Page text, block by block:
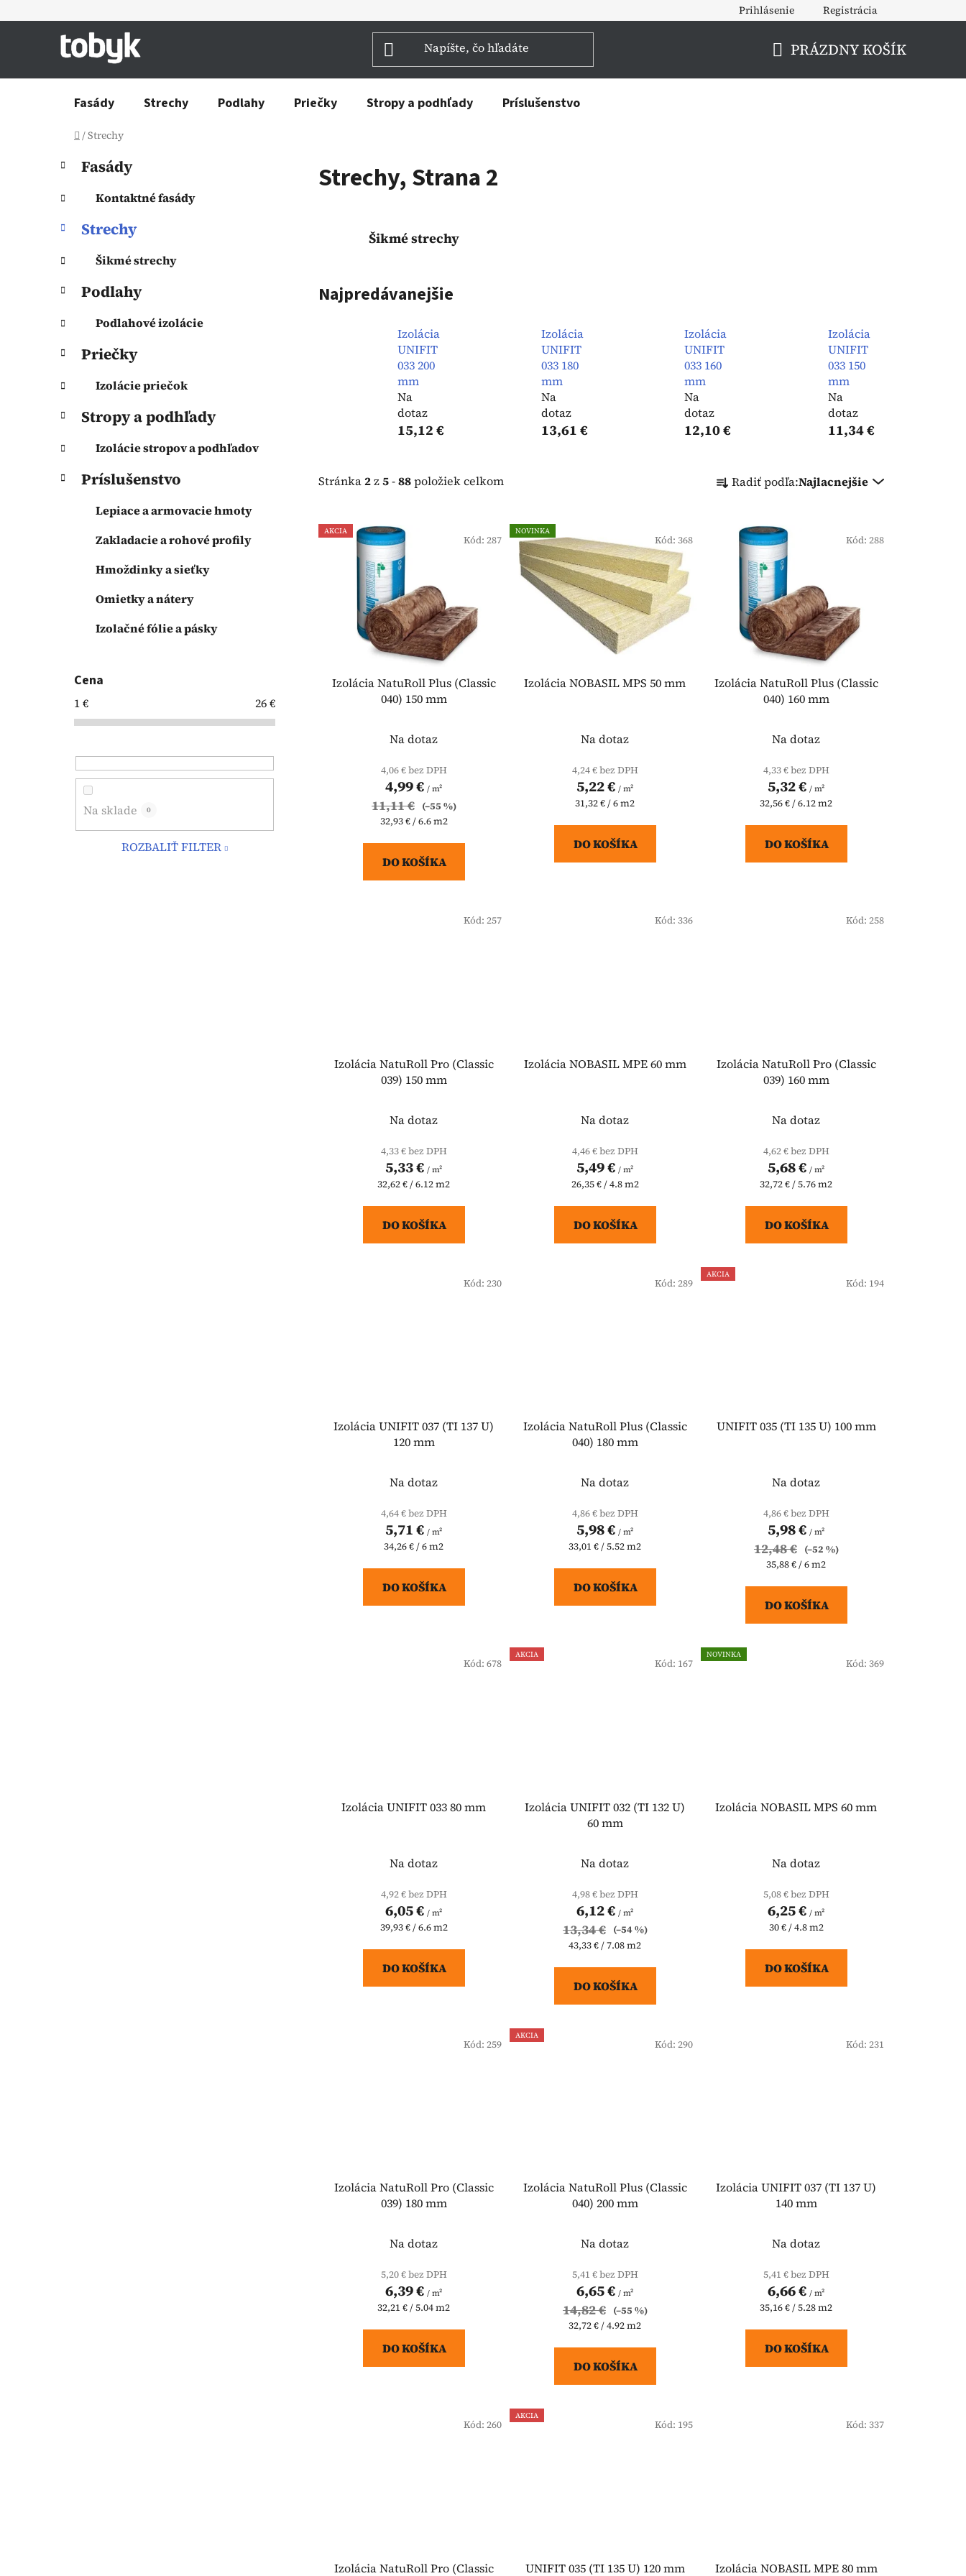
na
Prihlásenie Registrácia
PRÁZDNY KOŠÍK
Fasády Strechy Podlahy Priečky Stropy a podhľady Príslušenstvo
Domov
/Strechy
B
o
č
ý
p
a
n
l
Preskočiť
kategórie
K
a
e
g
ó
r
i
e
Fasády
Kontaktné fasády
Strechy
Šikmé strechy
Podlahy
Podlahové izolácie
Priečky
Izolácie priečok
Stropy a podhľady
Izolácie stropov a podhľadov
Príslušenstvo
Lepiace a armovacie hmoty
Zakladacie a rohové profily
Hmoždinky a sieťky
Omietky a nátery
Izolačné fólie a pásky
Cena
1€ 26€
Na sklade 0
ROZBALIŤ FILTER
Strechy, Strana 2
Šikmé strechy
Najpredávanejšie
Izolácia
UNIFIT
033 200
mm
Na
dotaz
15,12 €
Izolácia
UNIFIT
033 180
mm
Na
dotaz
13,61 €
Izolácia
UNIFIT
033 160
mm
Na
dotaz
12,10 €
Izolácia
UNIFIT
033 150
mm
Na
dotaz
11,34 €
Stránka2z5-88položiek celkom a
u
k
Radiť podľa:Najlacnejšie
V
ý
AKCIA
Izolácia NatuRoll Plus (Classic
040) 150 mm
Na dotaz
4,06 € bez DPH
4,99 €/ m²
11,11 €
(–55 %)
Jednotková
32,93 € / 6.6 m2
DO KOŠÍKA
Kód: 287
NOVINKA
Izolácia NOBASIL MPS 50 mm
Na dotaz
4,24 € bez DPH
5,22 €/ m²
Jednotková
31,32 € / 6 m2
DO KOŠÍKA
Kód: 368
Izolácia NatuRoll Plus (Classic
040) 160 mm
Na dotaz
4,33 € bez DPH
5,32 €/ m²
Jednotková
32,56 € / 6.12 m2
DO KOŠÍKA
Kód: 288
Izolácia NatuRoll Pro (Classic
039) 150 mm
Na dotaz
4,33 € bez DPH
5,33 €/ m²
Jednotková
32,62 € / 6.12 m2
DO KOŠÍKA
Kód: 257
Izolácia NOBASIL MPE 60 mm
Na dotaz
4,46 € bez DPH
5,49 €/ m²
Jednotková
26,35 € / 4.8 m2
DO KOŠÍKA
Kód: 336
Izolácia NatuRoll Pro (Classic
039) 160 mm
Na dotaz
4,62 € bez DPH
5,68 €/ m²
Jednotková
32,72 € / 5.76 m2
DO KOŠÍKA
Kód: 258
Izolácia UNIFIT 037 (TI 137 U)
120 mm
Na dotaz
4,64 € bez DPH
5,71 €/ m²
Jednotková
34,26 € / 6 m2
DO KOŠÍKA
Kód: 230
Izolácia NatuRoll Plus (Classic
040) 180 mm
Na dotaz
4,86 € bez DPH
5,98 €/ m²
Jednotková
33,01 € / 5.52 m2
DO KOŠÍKA
Kód: 289
AKCIA
UNIFIT 035 (TI 135 U) 100 mm
Na dotaz
4,86 € bez DPH
5,98 €/ m²
12,48 €
(–52 %)
Jednotková
35,88 € / 6 m2
DO KOŠÍKA
Kód: 194
Izolácia UNIFIT 033 80 mm
Na dotaz
4,92 € bez DPH
6,05 €/ m²
Jednotková
39,93 € / 6.6 m2
DO KOŠÍKA
Kód: 678
AKCIA
Izolácia UNIFIT 032 (TI 132 U)
60 mm
Na dotaz
4,98 € bez DPH
6,12 €/ m²
13,34 €
(–54 %)
Jednotková
43,33 € / 7.08 m2
DO KOŠÍKA
Kód: 167
NOVINKA
Izolácia NOBASIL MPS 60 mm
Na dotaz
5,08 € bez DPH
6,25 €/ m²
Jednotková
30 € / 4.8 m2
DO KOŠÍKA
Kód: 369
Izolácia NatuRoll Pro (Classic
039) 180 mm
Na dotaz
5,20 € bez DPH
6,39 €/ m²
Jednotková
32,21 € / 5.04 m2
DO KOŠÍKA
Kód: 259
AKCIA
Izolácia NatuRoll Plus (Classic
040) 200 mm
Na dotaz
5,41 € bez DPH
6,65 €/ m²
14,82 €
(–55 %)
Jednotková
32,72 € / 4.92 m2
DO KOŠÍKA
Kód: 290
Izolácia UNIFIT 037 (TI 137 U)
140 mm
Na dotaz
5,41 € bez DPH
6,66 €/ m²
Jednotková
35,16 € / 5.28 m2
DO KOŠÍKA
Kód: 231
Izolácia NatuRoll Pro (Classic
Kód: 260
AKCIA
UNIFIT 035 (TI 135 U) 120 mm
Kód: 195
Izolácia NOBASIL MPE 80 mm
Kód: 337